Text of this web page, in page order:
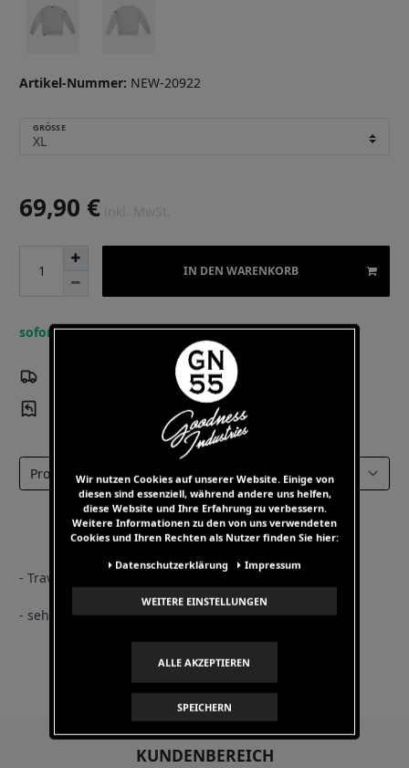
Artikel-Nummer: NEW-20922
GRÖSSE
69,90 €
IN DEN WARENKORB
sofort lieferbar
ab 60 EUR Warenwert
Rückversand 14 Tage Rückgaberecht
Select a tab
- Travis Sweater mit dezenten Detail-Labels
- sehr weiche und angenehme Baumwollmischung
KUNDENBEREICH
Wir nutzen Cookies auf unserer Website. Einige von
diesen sind essenziell, während andere uns helfen,
diese Website und Ihre Erfahrung zu verbessern.
Weitere Informationen zu den von uns verwendeten
Cookies und Ihren Rechten als Nutzer finden Sie hier:
Daten­schutz­erklärung
Impressum
WEITERE EINSTELLUNGEN
ALLE AKZEPTIEREN
SPEICHERN